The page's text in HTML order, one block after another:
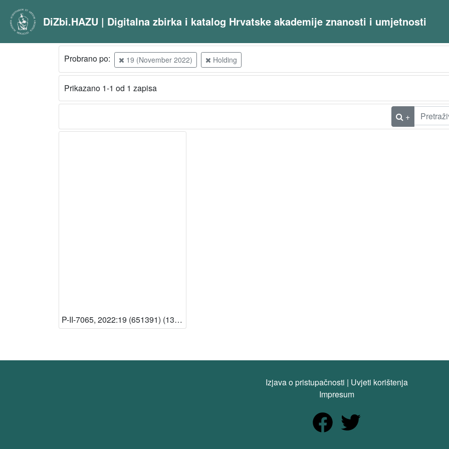
DiZbi.HAZU | Digitalna zbirka i katalog Hrvatske akademije znanosti i umjetnosti
Probrano po: 19 (November 2022) Holding
Prikazano 1-1 od 1 zapisa
+
P-II-7065, 2022:19 (651391) (13 – Knjižnica HAZU) [Dostupno]
Izjava o pristupačnosti | Uvjeti korištenja
Impresum